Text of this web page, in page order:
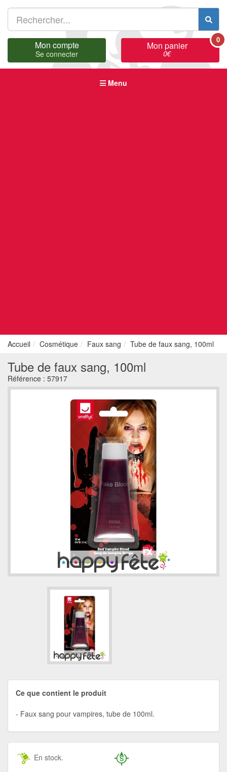
Mon compte
Se connecter
Mon panier
0€
0
Menu
Accueil Cosmétique Faux sang Tube de faux sang, 100ml
Tube de faux sang, 100ml
Référence : 57917
Ce que contient le produit
Faux sang pour vampires, tube de 100ml.
En stock.